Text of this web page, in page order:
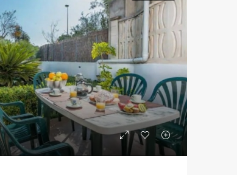
RESERVADO
DESTACADO DESTACADO